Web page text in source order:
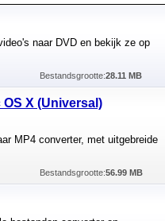
naar DVD en bekijk ze op
Bestandsgrootte:28.11 MB
X (Universal)
MP4 converter, met uitgebreide
Bestandsgrootte:56.99 MB